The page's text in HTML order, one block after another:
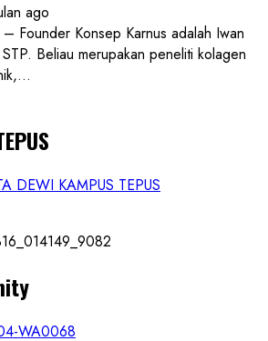
ago
Founder Konsep Karnus adalah Iwan
Beliau merupakan peneliti kolagen